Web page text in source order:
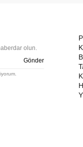
olun.
Gönder